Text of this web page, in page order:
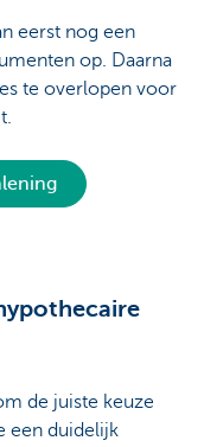
eerst nog een
op. Daarna
te overlopen voor
de juiste keuze
een duidelijk